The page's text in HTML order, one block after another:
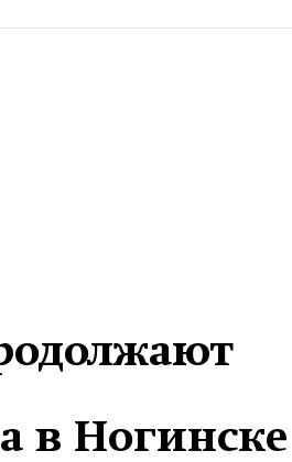
в Ногинске